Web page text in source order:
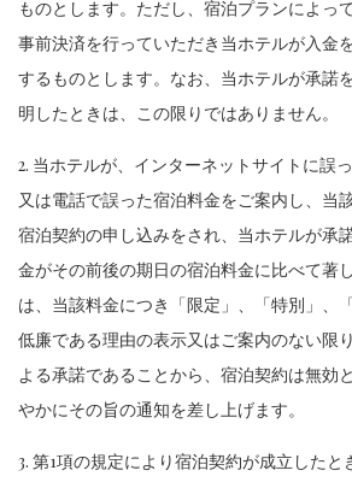
ものとします。ただし、宿泊プランによっ
事前決済を行っていただき当ホテルが入金
するものとします。なお、当ホテルが承諾
明したときは、この限りではありません。
2. 当ホテルが、インターネットサイトに誤
又は電話で誤った宿泊料金をご案内し、当
宿泊契約の申し込みをされ、当ホテルが承
金がその前後の期日の宿泊料金に比べて著
は、当該料金につき「限定」、「特別」、
低廉である理由の表示又はご案内のない限
よる承諾であることから、宿泊契約は無効
やかにその旨の通知を差し上げます。
3. 第1項の規定により宿泊契約が成立した